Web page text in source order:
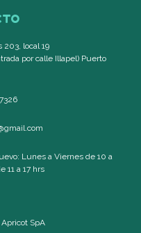
203, local 19
por calle Illapel) Puerto
Lunes a Viernes de 10 a
11 a 17 hrs
SpA